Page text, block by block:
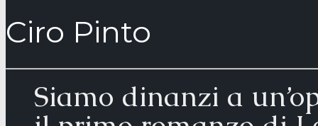
Ciro Pinto
Siamo dinanzi a